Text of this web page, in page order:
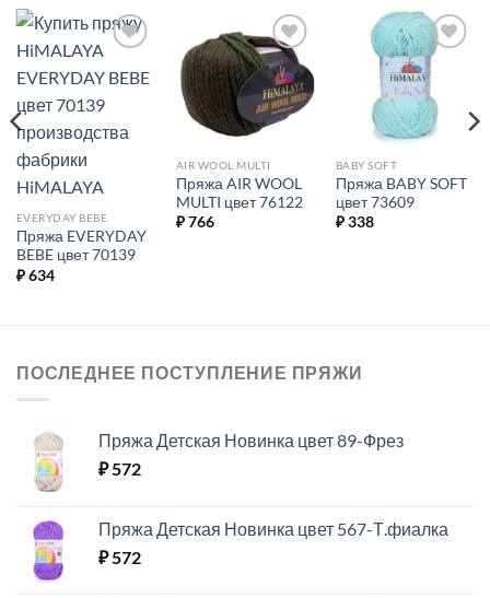
избранное.
EVERYDAY BEBE
Пряжа EVERYDAY
BEBE цвет 70139
₽634
Добавить в
избранное.
AIR WOOL MULTI
Пряжа AIR WOOL
MULTI цвет 76122
₽766
Добавить в
избранное.
BABY SOFT
Пряжа BABY SOFT
цвет 73609
₽338
ПОСЛЕДНЕЕ ПОСТУПЛЕНИЕ ПРЯЖИ
Пряжа Детская Новинка цвет 89-Фрез
₽572
Пряжа Детская Новинка цвет 567-Т.фиалка
₽572